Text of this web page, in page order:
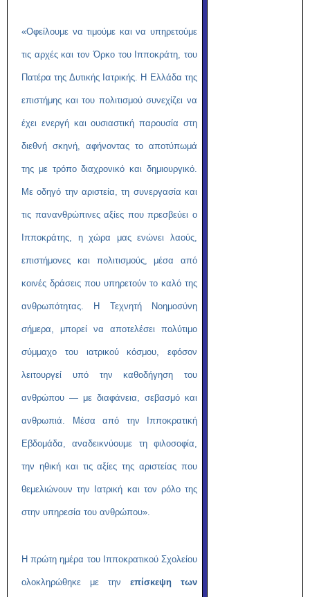
«Οφείλουμε να τιμούμε και να υπηρετούμε
τις αρχές και τον Όρκο του Ιπποκράτη, του
Πατέρα της Δυτικής Ιατρικής. Η Ελλάδα της
επιστήμης και του πολιτισμού συνεχίζει να
έχει ενεργή και ουσιαστική παρουσία στη
διεθνή σκηνή, αφήνοντας το αποτύπωμά
της με τρόπο διαχρονικό και δημιουργικό.
Με οδηγό την αριστεία, τη συνεργασία και
τις πανανθρώπινες αξίες που πρεσβεύει ο
Ιπποκράτης, η χώρα μας ενώνει λαούς,
επιστήμονες και πολιτισμούς, μέσα από
κοινές δράσεις που υπηρετούν το καλό της
ανθρωπότητας. Η Τεχνητή Νοημοσύνη
σήμερα, μπορεί να αποτελέσει πολύτιμο
σύμμαχο του ιατρικού κόσμου, εφόσον
λειτουργεί υπό την καθοδήγηση του
ανθρώπου — με διαφάνεια, σεβασμό και
ανθρωπιά. Μέσα από την Ιπποκρατική
Εβδομάδα, αναδεικνύουμε τη φιλοσοφία,
την ηθική και τις αξίες της αριστείας που
θεμελιώνουν την Ιατρική και τον ρόλο της
στην υπηρεσία του ανθρώπου».
Η πρώτη ημέρα του Ιπποκρατικού Σχολείου
ολοκληρώθηκε με την επίσκεψη των